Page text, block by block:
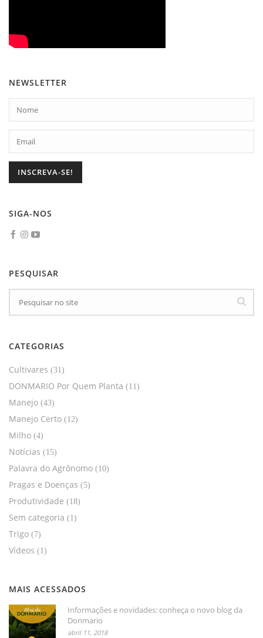
NEWSLETTER
SIGA-NOS
PESQUISAR
CATEGORIAS
Cultivares (31)
DONMARIO Por Quem Planta (11)
Manejo (43)
Manejo Certo (12)
Milho (4)
Notícias (15)
Palavra do Agrônomo (10)
Pragas e Doenças (5)
Produtividade (18)
Sem categoria (1)
Trigo (7)
Vídeos (1)
MAIS ACESSADOS
Informações e novidades: conheça o novo blog da
Donmario
abril 11, 2018